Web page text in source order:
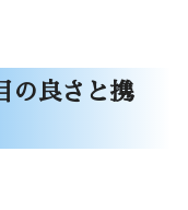
の良さと携